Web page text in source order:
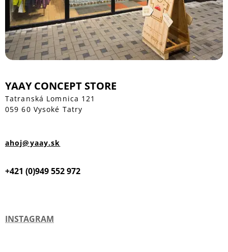
YAAY CONCEPT STORE
Tatranská Lomnica 121
059 60 Vysoké Tatry
ahoj@yaay.sk
+421 (0)949 552 972
INSTAGRAM